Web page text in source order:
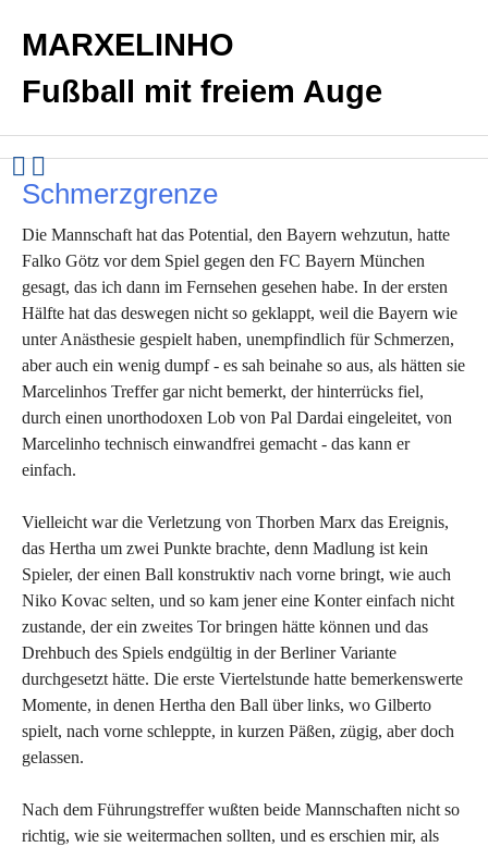
MARXELINHO
Fußball mit freiem Auge
Schmerzgrenze
Die Mannschaft hat das Potential, den Bayern wehzutun, hatte
Falko Götz vor dem Spiel gegen den FC Bayern München
gesagt, das ich dann im Fernsehen gesehen habe. In der ersten
Hälfte hat das deswegen nicht so geklappt, weil die Bayern wie
unter Anästhesie gespielt haben, unempfindlich für Schmerzen,
aber auch ein wenig dumpf - es sah beinahe so aus, als hätten sie
Marcelinhos Treffer gar nicht bemerkt, der hinterrücks fiel,
durch einen unorthodoxen Lob von Pal Dardai eingeleitet, von
Marcelinho technisch einwandfrei gemacht - das kann er
einfach.
Vielleicht war die Verletzung von Thorben Marx das Ereignis,
das Hertha um zwei Punkte brachte, denn Madlung ist kein
Spieler, der einen Ball konstruktiv nach vorne bringt, wie auch
Niko Kovac selten, und so kam jener eine Konter einfach nicht
zustande, der ein zweites Tor bringen hätte können und das
Drehbuch des Spiels endgültig in der Berliner Variante
durchgesetzt hätte. Die erste Viertelstunde hatte bemerkenswerte
Momente, in denen Hertha den Ball über links, wo Gilberto
spielt, nach vorne schleppte, in kurzen Päßen, zügig, aber doch
gelassen.
Nach dem Führungstreffer wußten beide Mannschaften nicht so
richtig, wie sie weitermachen sollten, und es erschien mir, als